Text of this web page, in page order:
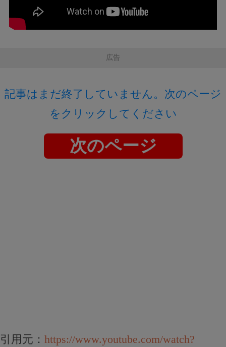
広告
記事はまだ終了していません。次のページ
をクリックしてください
次のページ
引用元： https://www.youtube.com/watch?